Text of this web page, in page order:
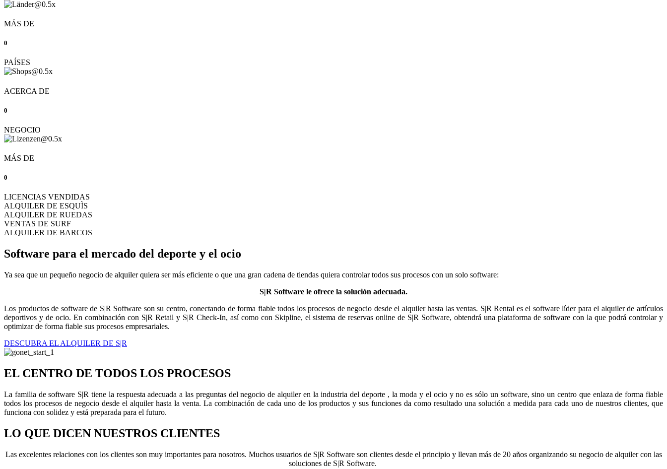
MÁS DE
0
PAÍSES
ACERCA DE
0
NEGOCIO
MÁS DE
0
LICENCIAS VENDIDAS
ALQUILER DE ESQUÌS
ALQUILER DE RUEDAS
VENTAS DE SURF
ALQUILER DE BARCOS
Software para el mercado del deporte y el ocio
Ya sea que un pequeño negocio de alquiler quiera ser más eficiente o que una gran cadena de tiendas quiera controlar todos sus procesos con un solo software:
S|R Software le ofrece la solución adecuada.
Los productos de software de S|R Software son su centro, conectando de forma fiable todos los procesos de negocio desde el alquiler hasta las ventas. S|R Rental es el software líder para el alquiler de artículos
deportivos y de ocio. En combinación con S|R Retail y S|R Check-In, así como con Skipline, el sistema de reservas online de S|R Software, obtendrá una plataforma de software con la que podrá controlar y
optimizar de forma fiable sus procesos empresariales.
DESCUBRA EL ALQUILER DE S|R
EL CENTRO DE TODOS LOS PROCESOS
La familia de software S|R tiene la respuesta adecuada a las preguntas del negocio de alquiler en la industria del deporte , la moda y el ocio y no es sólo un software, sino un centro que enlaza de forma fiable
todos los procesos de negocio desde el alquiler hasta la venta. La combinación de cada uno de los productos y sus funciones da como resultado una solución a medida para cada uno de nuestros clientes, que
funciona con solidez y está preparada para el futuro.
LO QUE DICEN NUESTROS CLIENTES
Las excelentes relaciones con los clientes son muy importantes para nosotros. Muchos usuarios de S|R Software son clientes desde el principio y llevan más de 20 años organizando su negocio de alquiler con las
soluciones de S|R Software.